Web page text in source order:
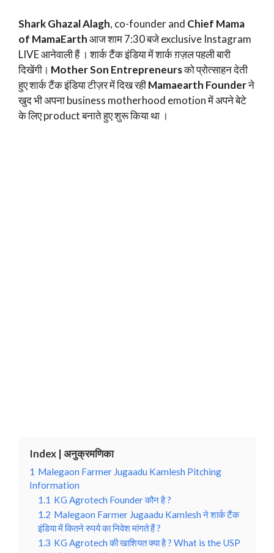
Shark Ghazal Alagh, co-founder and Chief Mama
of MamaEarthआज शाम 7:30 बजे exclusive Instagram
LIVE आनेवाली हैं । शार्क टैंक इंडिया में शार्क ग़ज़ल पहली बारी
दिखेंगी। Mother Son Entrepreneursको प्रोत्साहन देती
हुए शार्क टैंक इंडिया टीज़र में दिख रहीMamaearth Founderने
खुद भी अपना business motherhood emotion में अपने बेटे
के लिए product बनाते हुए शुरू किया था ।
Index | अनुक्रमणिका
1 Malegaon Farmer Jugaadu Kamlesh Pitching
Information
1.1 KG Agrotech Founder कौन है ?
1.2 Malegaon Farmer Jugaadu Kamlesh ने शार्क टैंक
इंडिया में कितने रुपये का निवेश मांगते हैं ?
1.3 KG Agrotech की खाशियत क्या है ? What is the USP